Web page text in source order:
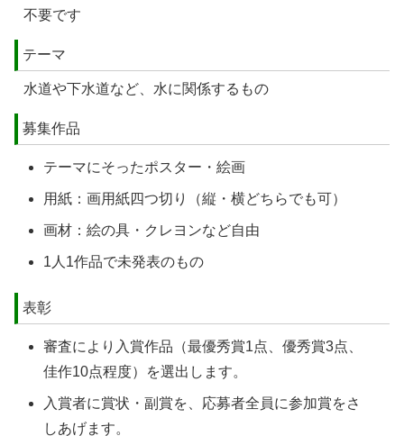
不要です
テーマ
水道や下水道など、水に関係するもの
募集作品
テーマにそったポスター・絵画
用紙：画用紙四つ切り（縦・横どちらでも可）
画材：絵の具・クレヨンなど自由
1人1作品で未発表のもの
表彰
審査により入賞作品（最優秀賞1点、優秀賞3点、
佳作10点程度）を選出します。
入賞者に賞状・副賞を、応募者全員に参加賞をさ
しあげます。